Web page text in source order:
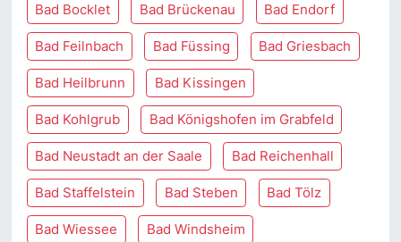
Bad Bocklet Bad Brückenau Bad Endorf
Bad Feilnbach Bad Füssing Bad Griesbach
Bad Heilbrunn Bad Kissingen
Bad Kohlgrub Bad Königshofen im Grabfeld
Bad Neustadt an der Saale Bad Reichenhall
Bad Staffelstein Bad Steben Bad Tölz
Bad Wiessee Bad Windsheim